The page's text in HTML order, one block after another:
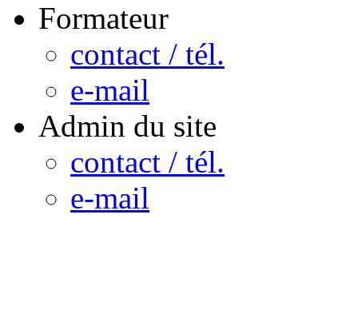
Formateur
contact / tél.
e-mail
Admin du site
contact / tél.
e-mail